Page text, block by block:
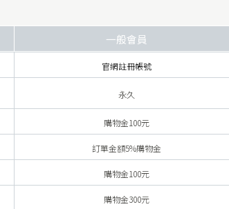
一般會員
官網註冊帳號
永久
購物金100元
訂單金額5%購物金
購物金100元
購物金300元